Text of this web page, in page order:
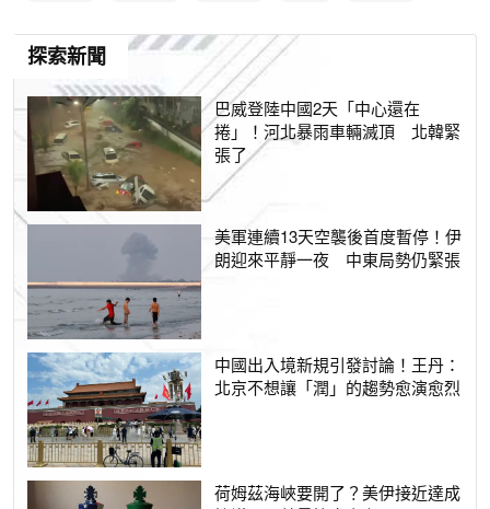
探索新聞
巴威登陸中國2天「中心還在
捲」！河北暴雨車輛滅頂 北韓緊
張了
美軍連續13天空襲後首度暫停！伊
朗迎來平靜一夜 中東局勢仍緊張
中國出入境新規引發討論！王丹：
北京不想讓「潤」的趨勢愈演愈烈
荷姆茲海峽要開了？美伊接近達成